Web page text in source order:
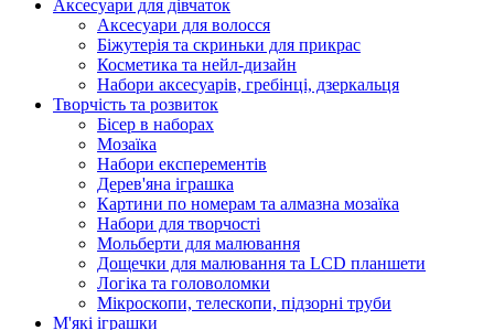
Аксесуари для дівчаток
Аксесуари для волосся
Біжутерія та скриньки для прикрас
Косметика та нейл-дизайн
Набори аксесуарів, гребінці, дзеркальця
Творчість та розвиток
Бісер в наборах
Мозаїка
Набори експерементів
Дерев'яна іграшка
Картини по номерам та алмазна мозаїка
Набори для творчості
Мольберти для малювання
Дощечки для малювання та LCD планшети
Логіка та головоломки
Мікроскопи, телескопи, підзорні труби
М'які іграшки